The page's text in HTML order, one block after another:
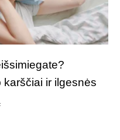
ir ilgesnės